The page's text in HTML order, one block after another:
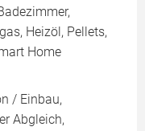
Heizöl, Pellets,
Home
/ Einbau,
Abgleich,